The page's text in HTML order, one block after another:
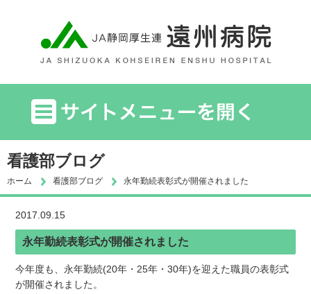
看護部ブログ
ホーム 看護部ブログ 永年勤続表彰式が開催されました
2017.09.15
永年勤続表彰式が開催されました
今年度も、永年勤続(20年・25年・30年)を迎えた職員の表彰式
が開催されました。